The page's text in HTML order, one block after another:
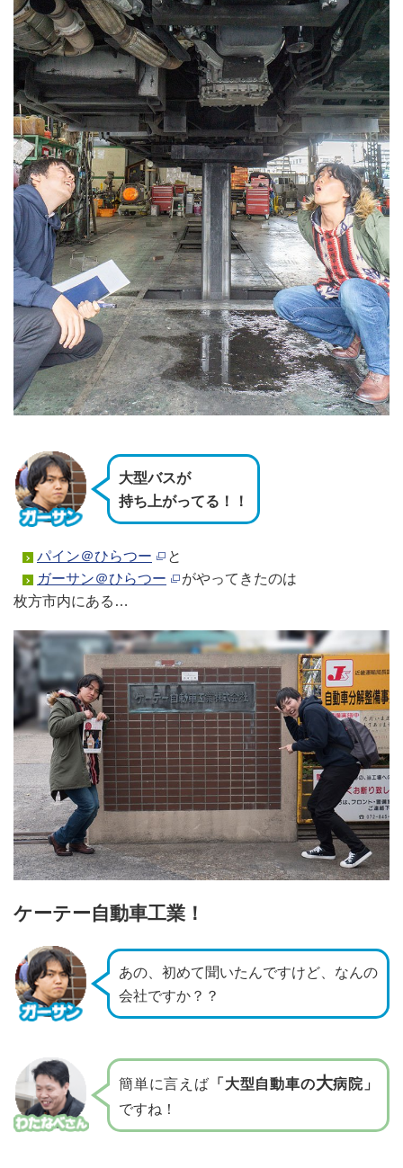
大型バスが
持ち上がってる！！
パイン＠ひらつー
と
ガーサン＠ひらつー
がやってきたのは
枚方市内にある…
ケーテー自動車工業！
あの、初めて聞いたんですけど、なんの
会社ですか？？
簡単に言えば 「大型自動車の大病院」
ですね！